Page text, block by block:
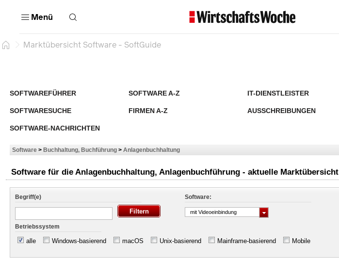
Menü
Marktübersicht Software - SoftGuide
SOFTWAREFÜHRER SOFTWARE A-Z IT-DIENSTLEISTER
SOFTWARESUCHE FIRMEN A-Z AUSSCHREIBUNGEN
SOFTWARE-NACHRICHTEN
Software > Buchhaltung, Buchführung > Anlagenbuchhaltung
Software für die Anlagenbuchhaltung, Anlagenbuchführung - aktuelle Marktübersicht
Begriff(e) Software:
mit Videoeinbindung
Betriebssystem
alle Windows-basierend macOS Unix-basierend Mainframe-basierend Mobile